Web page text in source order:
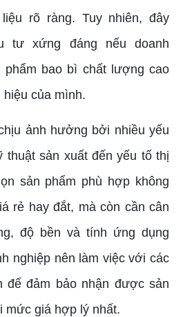
rõ ràng. Tuy nhiên, đây
tư xứng đáng nếu doanh
phẩm bao bì chất lượng cao
của mình.
ảnh hưởng bởi nhiều yếu
thuật sản xuất đến yếu tố thị
sản phẩm phù hợp không
rẻ hay đắt, mà còn cần cân
độ bền và tính ứng dụng
nghiệp nên làm việc với các
để đảm bảo nhận được sản
mức giá hợp lý nhất.